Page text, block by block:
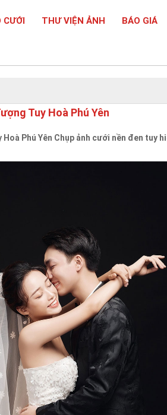
CƯỚI THƯ VIỆN ẢNH BÁO GIÁ
Tuy Hoà Phú Yên
Phú Yên Chụp ảnh cưới nền đen tuy